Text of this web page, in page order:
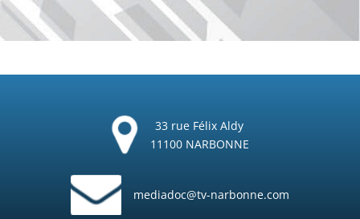
33 rue Félix Aldy
11100 NARBONNE
mediadoc@tv-narbonne.com